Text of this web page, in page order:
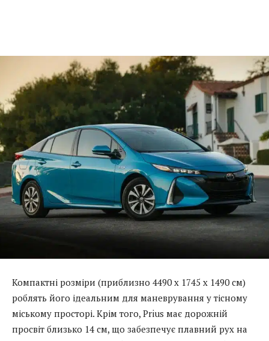
Компактні розміри (приблизно 4490 x 1745 x 1490 см)
роблять його ідеальним для маневрування у тісному
міському просторі. Крім того, Prius має дорожній
просвіт близько 14 см, що забезпечує плавний рух на